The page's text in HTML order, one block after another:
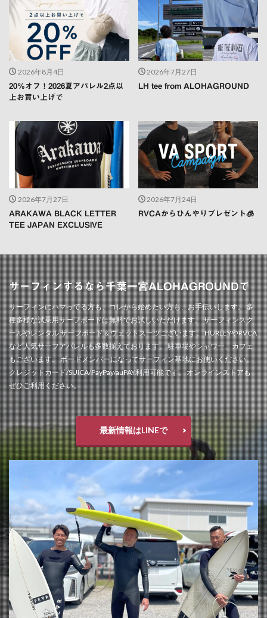
2026年8月4日
20％オフ！2026夏アパレル2点以
上お買い上げで
2026年7月27日
LH tee from ALOHAGROUND
2026年7月27日
ARAKAWA BLACK LETTER
TEE JAPAN EXCLUSIVE
2026年7月24日
RVCAからひんやりプレゼント🧊
サーフィンするなら千葉一宮ALOHAGROUNDで
サーフィンにハマってる方も、コレから始めたい方も、お手伝いします。 多
種多様な試乗用サーフボードは無料でお試しいただけます。 サーフィンスク
ールやレンタル サーフボード＆ウェットスーツございます。 HURLEYやRVCA
など人気サーフアパレルも多数揃えております。 駐車場やシャワー、カフェ
もございます。 ボードメンバーになってサーフィン基地にお使いください。
クレジットカード/SUICA/PayPay/auPAY利用可能です。 オンラインストアも
ぜひご利用ください。
最新情報はLINEで